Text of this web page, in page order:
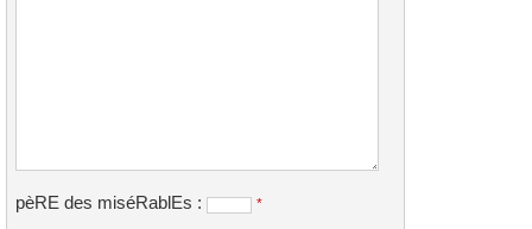
pèRE des miséRablEs : *